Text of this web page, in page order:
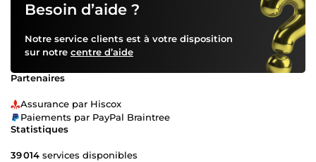
Besoin d’aide ?
Notre service clients est à votre disposition
sur notre centre d’aide
Partenaires
Assurance par Hiscox
Paiements par PayPal Braintree
Statistiques
39 014 services disponibles